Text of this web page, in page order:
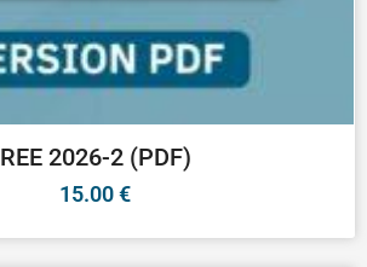
REE 2026-2 (PDF)
15.00€